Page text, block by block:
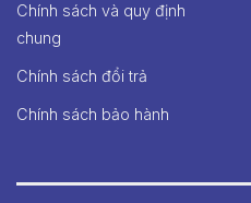
Chính sách và quy định
chung
Chính sách đổi trả
Chính sách bảo hành